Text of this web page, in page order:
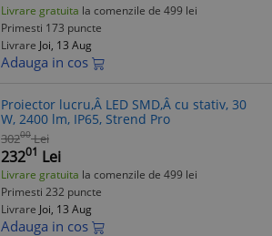
Livrare gratuita la comenzile de 499 lei
Primesti 173 puncte
Livrare Joi, 13 Aug
Adauga in cos
Proiector lucru,Â LED SMD,Â cu stativ, 30
W, 2400 lm, IP65, Strend Pro
30200 Lei
23201 Lei
Livrare gratuita la comenzile de 499 lei
Primesti 232 puncte
Livrare Joi, 13 Aug
Adauga in cos